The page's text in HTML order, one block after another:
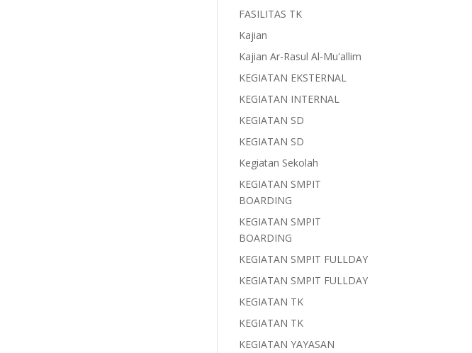
FASILITAS TK
Kajian
Kajian Ar-Rasul Al-Mu'allim
KEGIATAN EKSTERNAL
KEGIATAN INTERNAL
KEGIATAN SD
KEGIATAN SD
Kegiatan Sekolah
KEGIATAN SMPIT
BOARDING
KEGIATAN SMPIT
BOARDING
KEGIATAN SMPIT FULLDAY
KEGIATAN SMPIT FULLDAY
KEGIATAN TK
KEGIATAN TK
KEGIATAN YAYASAN